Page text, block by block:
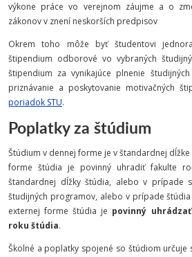
výkone práce vo verejnom záujme a o
zákonov v znení neskorších predpisov
Okrem toho môže byť študentovi
štipendium odborové vo vybraných
štipendium za vynikajúce plnenie
priznávanie a poskytovanie motivačných
poriadok STU.
Poplatky za štúdium
Štúdium v dennej forme je v štandardnej
forme štúdia je povinný uhradiť fakulte
štandardnej dĺžky štúdia, alebo v prípade
študijných programov, alebo v prípade
externej forme štúdia je povinný
roku štúdia.
Školné a poplatky spojené so štúdiom